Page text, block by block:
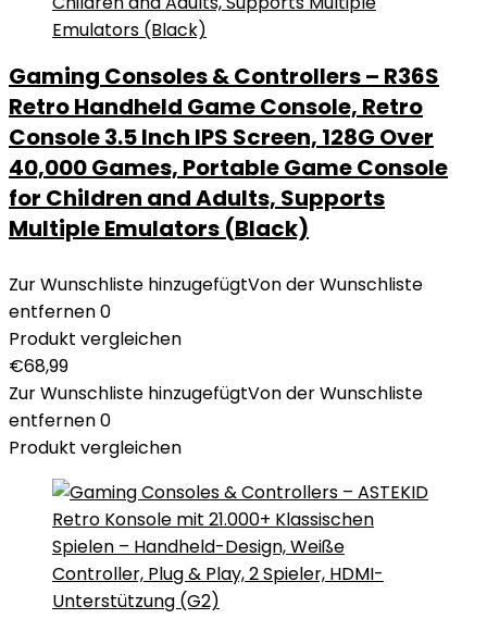
Gaming Consoles & Controllers – R36S
Retro Handheld Game Console, Retro
Console 3.5 Inch IPS Screen, 128G Over
40,000 Games, Portable Game Console
for Children and Adults, Supports
Multiple Emulators (Black)
Zur Wunschliste hinzugefügtVon der Wunschliste
entfernen0
Produkt vergleichen
€68,99
Zur Wunschliste hinzugefügtVon der Wunschliste
entfernen0
Produkt vergleichen